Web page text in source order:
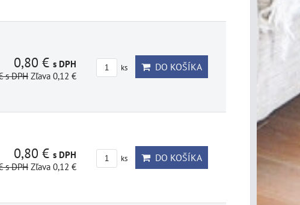
0,80 € s DPH
s DPH Zľava 0,12 €
ks DO KOŠÍKA
0,80 € s DPH
s DPH Zľava 0,12 €
ks DO KOŠÍKA